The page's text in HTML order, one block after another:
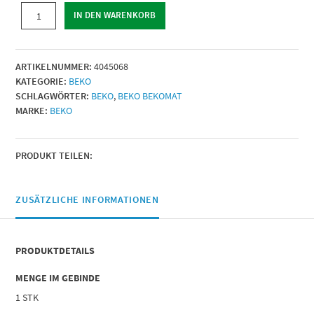
BEKOMAT
CO
Membranen,
3
Stk
Menge
IN DEN WARENKORB
ARTIKELNUMMER: 4045068
KATEGORIE: BEKO
SCHLAGWÖRTER: BEKO, BEKO BEKOMAT
MARKE: BEKO
PRODUKT TEILEN:
ZUSÄTZLICHE INFORMATIONEN
PRODUKTDETAILS
MENGE IM GEBINDE
1 STK